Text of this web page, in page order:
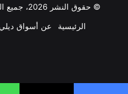
© حقوق النشر 2026، جميع الحقوق محفوظة |
الرئيسية
عن أسواق ديلي